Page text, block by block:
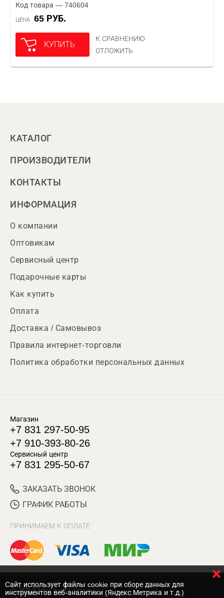
Код товара — 740604
ЦЕНА 65 РУБ.
КУПИТЬ
К СРАВНЕНИЮ
ОТЛОЖИТЬ
КАТАЛОГ
ПРОИЗВОДИТЕЛИ
КОНТАКТЫ
ИНФОРМАЦИЯ
О компании
Оптовикам
Сервисный центр
Подарочные карты
Как купить
Оплата
Доставка / Самовывоз
Правила интернет-торговли
Политика обработки персональных данных
Магазин
+7 831 297-50-95
+7 910-393-80-26
Сервисный центр
+7 831 295-50-67
ЗАКАЗАТЬ ЗВОНОК
ГРАФИК РАБОТЫ
ПРИНИМАЕМ К ОПЛАТЕ
© 2017 Магазин Хозяин
Cайт использует файлы cookie при сборе данных для
инструментов веб-аналитики (Яндекс.Метрика и т.д.)